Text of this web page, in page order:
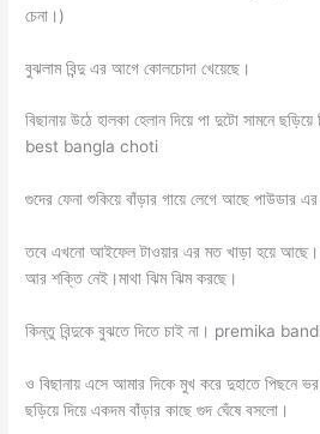
চেনা।)
বুঝলাম বিন্দু এর আগে কোলচোদা খেয়েছে।
বিছানায় উঠে হালকা হেলান দিয়ে পা দুটো সামনে
best bangla choti
গুদের ফেনা শুকিয়ে বাঁড়ার গায়ে লেগে আছে পাউডার
তবে এখনো আইফেল টাওয়ার এর মত খাড়া হয়ে আছে।
আর শক্তি নেই।মাথা ঝিম ঝিম করছে।
কিন্তু বিন্দুকে বুঝতে দিতে চাই না। premika
ও বিছানায় এসে আমার দিকে মুখ করে দুহাতে পিছনে
ছড়িয়ে দিয়ে একদম বাঁড়ার কাছে গুদ ঘেঁষে বসলো।